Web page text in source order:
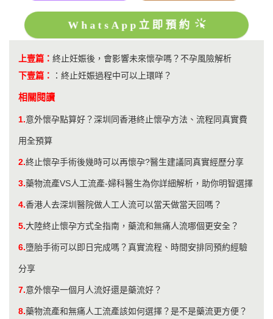
WhatsApp立即預約
上壹篇： 終止妊娠後，會影響未來懷孕嗎？不孕風險解析
下壹篇：
： 終止妊娠過程中可以上環咩？
相關閱讀
1.意外懷孕點算好？深圳同香港終止懷孕方法、流程同真實費
用全預算
2.終止懷孕手術後幾時可以再懷孕?醫生建議同真實經歷分享
3.藥物流產VS人工流產-婦科醫生為你詳細解析，助你明智選擇
4.香港人去深圳醫院做人工人流可以當天做當天回嗎？
5.大陸終止懷孕方式全指南，藥流和無痛人流哪個更安全？
6.墮胎手術可以即日完成嗎？真實流程、時間安排同預約經驗
分享
7.意外懷孕一個月人流好還是藥流好？
8.​藥物流產和無痛人工流產該如何選擇？是不是藥流更方便？